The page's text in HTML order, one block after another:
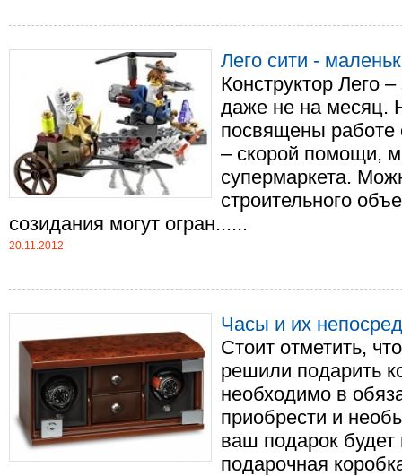
Лего сити -
Конструктор Лего
даже не на месяц.
посвящены работе
– скорой помощи,
супермаркета.
строительного
созидания могут огран......
20.11.2012
Часы и их
Стоит отметить,
решили подарить
необходимо в
приобрести и
ваш подарок
подарочная